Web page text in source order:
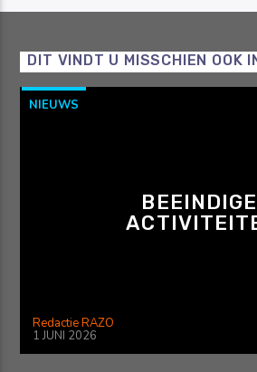
DIT VINDT U MISSCHIEN OOK
NIEUWS
Redactie RAZO
1 JUNI 2026